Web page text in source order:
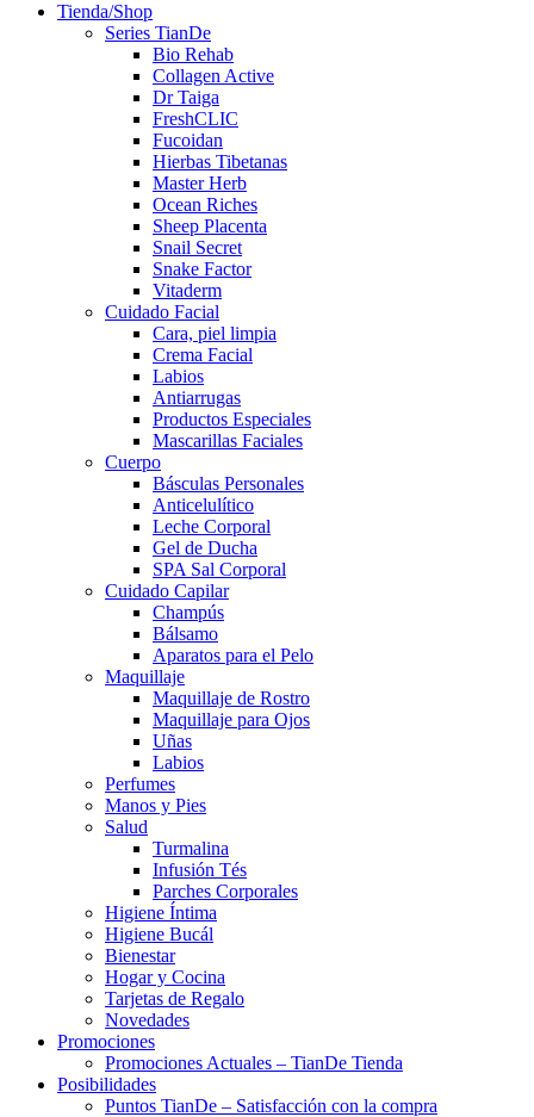
Tienda/Shop
Series TianDe
Bio Rehab
Collagen Active
Dr Taiga
FreshCLIC
Fucoidan
Hierbas Tibetanas
Master Herb
Ocean Riches
Sheep Placenta
Snail Secret
Snake Factor
Vitaderm
Cuidado Facial
Cara, piel limpia
Crema Facial
Labios
Antiarrugas
Productos Especiales
Mascarillas Faciales
Cuerpo
Básculas Personales
Anticelulítico
Leche Corporal
Gel de Ducha
SPA Sal Corporal
Cuidado Capilar
Champús
Bálsamo
Aparatos para el Pelo
Maquillaje
Maquillaje de Rostro
Maquillaje para Ojos
Uñas
Labios
Perfumes
Manos y Pies
Salud
Turmalina
Infusión Tés
Parches Corporales
Higiene Íntima
Higiene Bucál
Bienestar
Hogar y Cocina
Tarjetas de Regalo
Novedades
Promociones
Promociones Actuales – TianDe Tienda
Posibilidades
Puntos TianDe – Satisfacción con la compra